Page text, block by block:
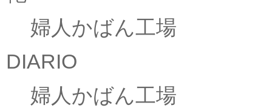
婦人かばん工場
DIARIO
婦人かばん工場